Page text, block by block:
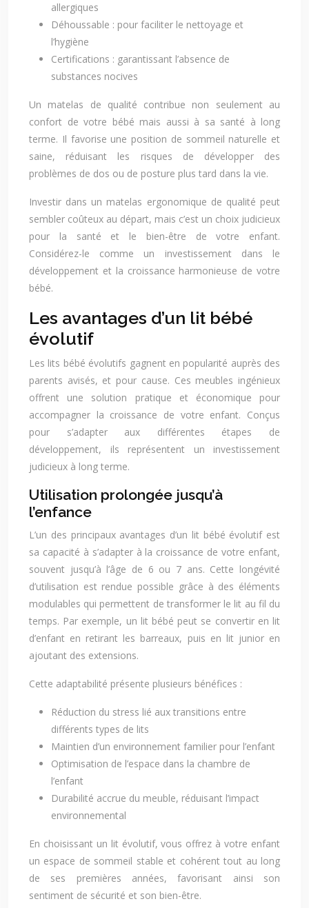
allergiques
Déhoussable : pour faciliter le nettoyage et
l’hygiène
Certifications : garantissant l’absence de
substances nocives
Un matelas de qualité contribue non seulement au
confort de votre bébé mais aussi à sa santé à long
terme. Il favorise une position de sommeil naturelle et
saine, réduisant les risques de développer des
problèmes de dos ou de posture plus tard dans la vie.
Investir dans un matelas ergonomique de qualité peut
sembler coûteux au départ, mais c’est un choix judicieux
pour la santé et le bien-être de votre enfant.
Considérez-le comme un investissement dans le
développement et la croissance harmonieuse de votre
bébé.
Les avantages d’un lit bébé
évolutif
Les lits bébé évolutifs gagnent en popularité auprès des
parents avisés, et pour cause. Ces meubles ingénieux
offrent une solution pratique et économique pour
accompagner la croissance de votre enfant. Conçus
pour s’adapter aux différentes étapes de
développement, ils représentent un investissement
judicieux à long terme.
Utilisation prolongée jusqu’à
l’enfance
L’un des principaux avantages d’un lit bébé évolutif est
sa capacité à s’adapter à la croissance de votre enfant,
souvent jusqu’à l’âge de 6 ou 7 ans. Cette longévité
d’utilisation est rendue possible grâce à des éléments
modulables qui permettent de transformer le lit au fil du
temps. Par exemple, un lit bébé peut se convertir en lit
d’enfant en retirant les barreaux, puis en lit junior en
ajoutant des extensions.
Cette adaptabilité présente plusieurs bénéfices :
Réduction du stress lié aux transitions entre
différents types de lits
Maintien d’un environnement familier pour l’enfant
Optimisation de l’espace dans la chambre de
l’enfant
Durabilité accrue du meuble, réduisant l’impact
environnemental
En choisissant un lit évolutif, vous offrez à votre enfant
un espace de sommeil stable et cohérent tout au long
de ses premières années, favorisant ainsi son
sentiment de sécurité et son bien-être.